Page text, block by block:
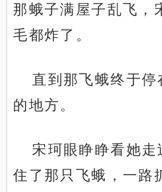
那蛾子满屋子乱飞，
毛都炸了。
直到那飞蛾终于停
的地方。
宋珂眼睁睁看她走
住了那只飞蛾，一路